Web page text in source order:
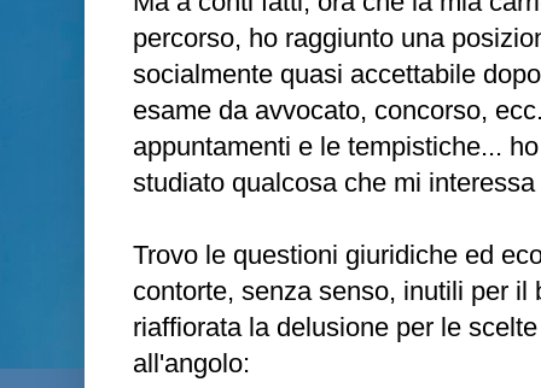
percorso, ho raggiunto una
socialmente quasi accettabile
esame da avvocato, concorso,
appuntamenti e le tempistiche...
studiato qualcosa che mi
Trovo le questioni giuridiche ed
contorte, senza senso, inutili per
riaffiorata la delusione per le
all'angolo: